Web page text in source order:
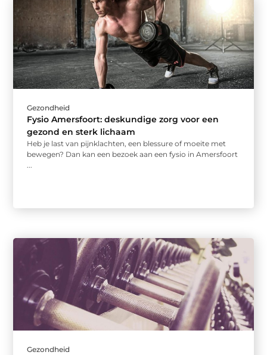
Gezondheid
Fysio Amersfoort: deskundige zorg voor een
gezond en sterk lichaam
Heb je last van pijnklachten, een blessure of moeite met
bewegen? Dan kan een bezoek aan een fysio in Amersfoort
...
Gezondheid